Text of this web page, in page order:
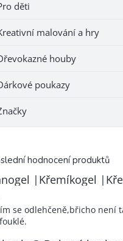
děti
malování a hry
houby
poukazy
hodnocení produktů
produktu je 5 z 5
se odlehčeně,břicho není